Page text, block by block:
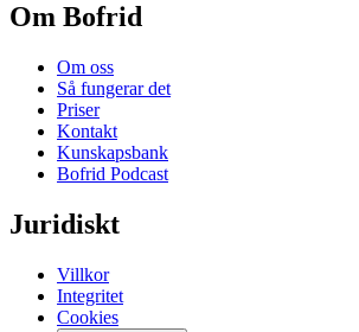
Om Bofrid
Om oss
Så fungerar det
Priser
Kontakt
Kunskapsbank
Bofrid Podcast
Juridiskt
Villkor
Integritet
Cookies